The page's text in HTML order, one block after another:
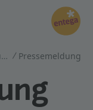
Aktuelle Pressemeldungen Pressemeldung